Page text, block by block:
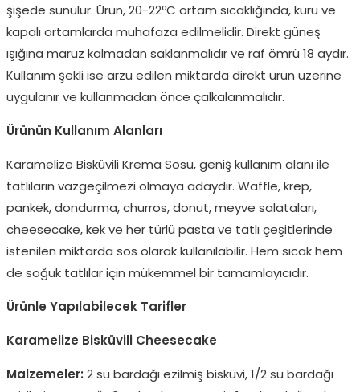
şişede sunulur. Ürün, 20-22ºC ortam sıcaklığında, kuru ve
kapalı ortamlarda muhafaza edilmelidir. Direkt güneş
ışığına maruz kalmadan saklanmalıdır ve raf ömrü 18 aydır.
Kullanım şekli ise arzu edilen miktarda direkt ürün üzerine
uygulanır ve kullanmadan önce çalkalanmalıdır.
Ürünün Kullanım Alanları
Karamelize Bisküvili Krema Sosu, geniş kullanım alanı ile
tatlıların vazgeçilmezi olmaya adaydır. Waffle, krep,
pankek, dondurma, churros, donut, meyve salataları,
cheesecake, kek ve her türlü pasta ve tatlı çeşitlerinde
istenilen miktarda sos olarak kullanılabilir. Hem sıcak hem
de soğuk tatlılar için mükemmel bir tamamlayıcıdır.
Ürünle Yapılabilecek Tarifler
Karamelize Bisküvili Cheesecake
Malzemeler: 2 su bardağı ezilmiş bisküvi, 1/2 su bardağı